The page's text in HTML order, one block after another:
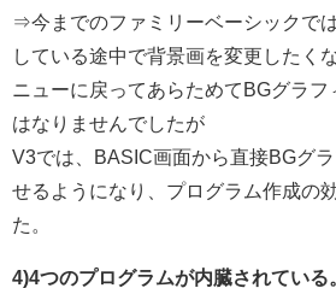
⇒今までのファミリーベーシックで
している途中で背景画を変更したく
ニューに戻ってあらためてBGグラ
はなりませんでしたが
V3では、BASIC画面から直接BGグ
せるようになり、プログラム作成の
た。
4)4つのプログラムが内臓されている